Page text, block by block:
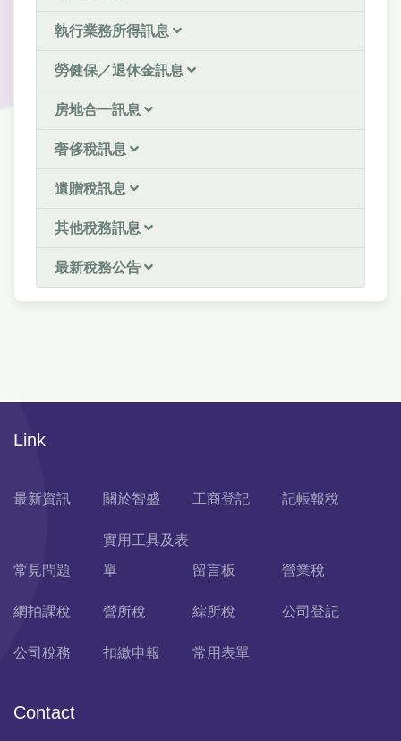
執行業務所得訊息
勞健保／退休金訊息
房地合一訊息
奢侈稅訊息
遺贈稅訊息
其他稅務訊息
最新稅務公告
Link
最新資訊 關於智盛 工商登記 記帳報稅
常見問題
實用工具及表
單
留言板 營業稅
網拍課稅 營所稅 綜所稅 公司登記
公司稅務 扣繳申報 常用表單
Contact